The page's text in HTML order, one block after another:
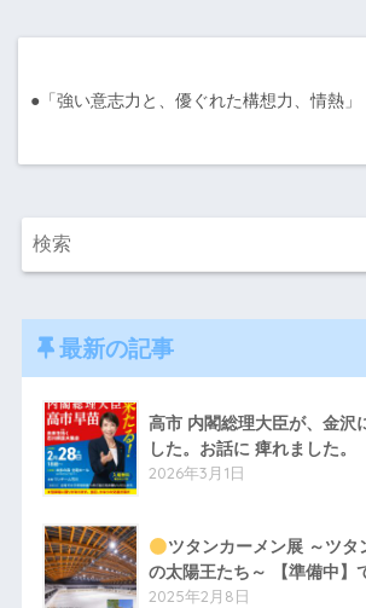
●「強い意志力と、優ぐれた構想力、情熱」
最新の記事
高市 内閣総理大臣が、金沢
した。お話に 痺れました。
2026年3月1日
ツタンカーメン展 ～ツタ
の太陽王たち～ 【準備中】
2025年2月8日